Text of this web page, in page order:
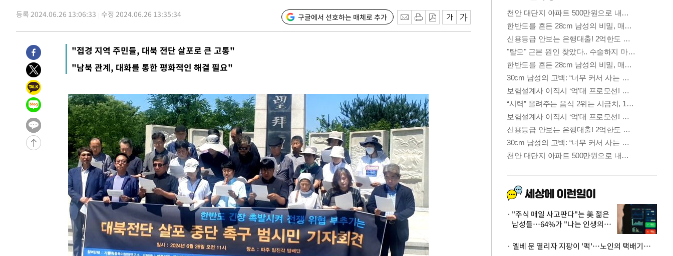
-22323초 전 >[속보]'압수수색·성접대 논란' 축구협회 "실망과 걱정 안겨드려 죄
송"
-10944초 전 >'최고 37도' 폭염 지속…강원동해안 최대 150㎜ 비
-4070초 전 >
[속보]뉴욕증시 상승 마감…S&P 0.6% 나스닥 1.3%↑
등록 2024.06.26 13:06:33 수정 2024.06.26 13:35:34 구글에서 선호하는 매체로 추가
"접경 지역 주민들, 대북 전단 살포로 큰 고통"
"남북 관계, 대화를 통한 평화적인 해결 필요"
"주식 매일 사고판다"는 美 젊은
남성들…64%가 "나는 인생의
· 엘베 문 열리자 지팡이 '퍽'…노인의 택배기사 폭행 이유